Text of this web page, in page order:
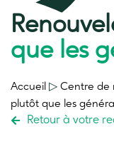
que les
Accueil ▷ Centre de
plutôt que les
Retour à votre